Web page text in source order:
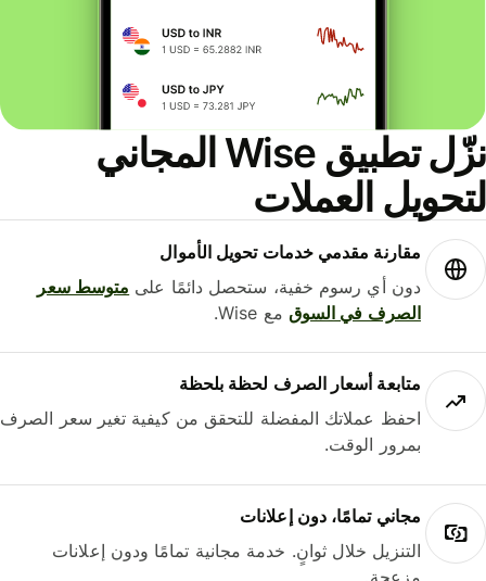
نزّل تطبيق Wise المجاني
العملات
مقارنة مقدمي خدمات تحويل الأموال
دون أي رسوم خفية، ستحصل دائمًا علىمتوسط ​​سعر
الصرف في السوقمع Wise.
متابعة أسعار الصرف لحظة بلحظة
احفظ عملاتك المفضلة للتحقق من كيفية تغير سعر الصرف
بمرور الوقت.
مجاني تمامًا، دون إعلانات
التنزيل خلال ثوانٍ. خدمة مجانية تمامًا ودون إعلانات
مزعجة.